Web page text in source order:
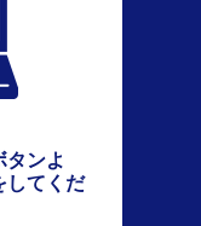
タンよ
してくだ